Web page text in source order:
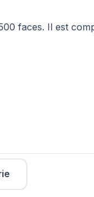
faces. Il est